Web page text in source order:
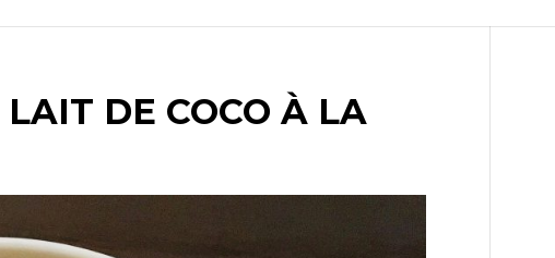
DE COCO À LA